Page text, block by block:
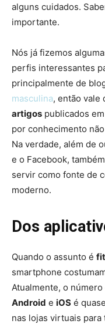
alguns cuidados.
importante.
Nós já fizemos
perfis interessantes
principalmente de
masculina, então vale
artigos publicados
por conhecimento
Na verdade, além de
e o Facebook,
servir como fonte de
moderno.
Dos
Quando o assunto é
smartphone
Atualmente, o
Android e iOS é
nas lojas virtuais para